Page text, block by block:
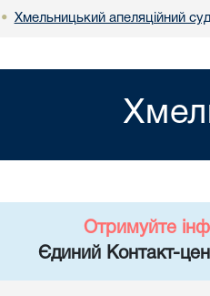
• Хмельницький апеляційний суд
Отримуйте
Єдиний Контакт-